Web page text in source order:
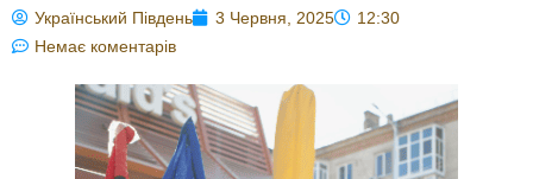
Український Південь 3 Червня, 2025
12:30
Немає коментарів